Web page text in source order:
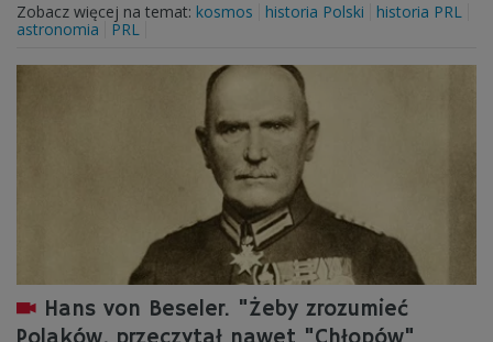
Zobacz więcej na temat: kosmos historia Polski
historia PRL
astronomia
PRL
Hans von Beseler. "Żeby zrozumieć